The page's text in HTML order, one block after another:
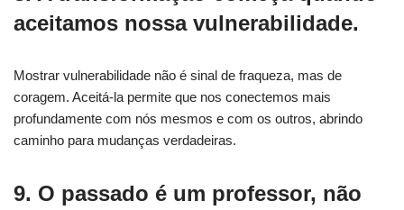
aceitamos nossa vulnerabilidade.
Mostrar vulnerabilidade não é sinal de fraqueza, mas de
coragem. Aceitá-la permite que nos conectemos mais
profundamente com nós mesmos e com os outros, abrindo
caminho para mudanças verdadeiras.
9. O passado é um professor, não